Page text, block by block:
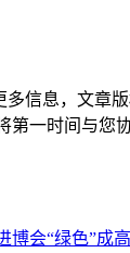
信息，文章
第一时间与您
博会“绿色”成